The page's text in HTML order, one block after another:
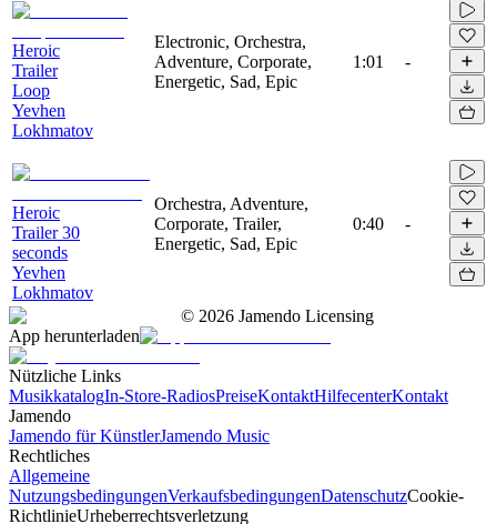
Heroic
Trailer
Loop
Yevhen
Lokhmatov
Electronic, Orchestra,
Adventure, Corporate,
Energetic, Sad, Epic
1:01 -
Heroic
Trailer 30
seconds
Yevhen
Lokhmatov
Orchestra, Adventure,
Corporate, Trailer,
Energetic, Sad, Epic
0:40 -
© 2026 Jamendo Licensing
App herunterladen
Nützliche Links
MusikkatalogIn-Store-RadiosPreiseKontaktHilfecenterKontakt
Jamendo
Jamendo für KünstlerJamendo Music
Rechtliches
Allgemeine
NutzungsbedingungenVerkaufsbedingungenDatenschutzCookie-
RichtlinieUrheberrechtsverletzung